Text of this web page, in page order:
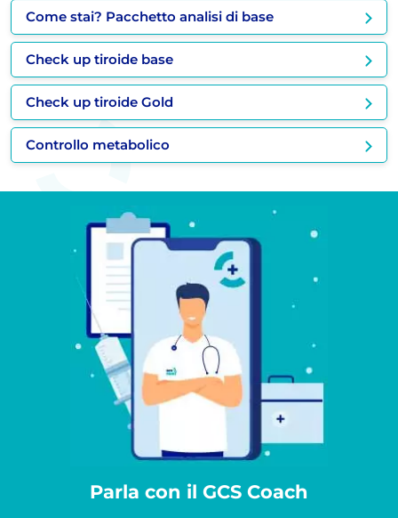
Come stai? Pacchetto analisi di base
Check up tiroide base
Check up tiroide Gold
Controllo metabolico
Parla con il GCS Coach